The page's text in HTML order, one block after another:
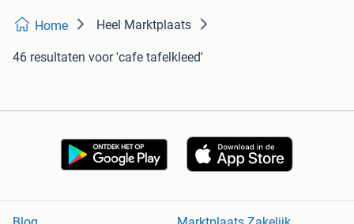
Home Heel Marktplaats
46 resultaten voor 'cafe tafelkleed'